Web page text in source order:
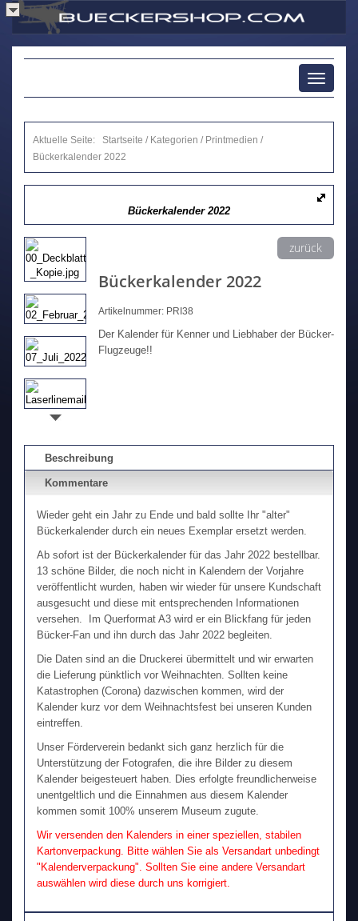
Toggle
Aktuelle Seite: Startseite / Kategorien / Printmedien /
Bückerkalender 2022
Bückerkalender 2022
zurück
Bückerkalender 2022
Artikelnummer: PRI38
Der Kalender für Kenner und Liebhaber der Bücker-
Flugzeuge!!
Beschreibung
Kommentare
Wieder geht ein Jahr zu Ende und bald sollte Ihr "alter"
Bückerkalender durch ein neues Exemplar ersetzt werden.
Ab sofort ist der Bückerkalender für das Jahr 2022 bestellbar.
13 schöne Bilder, die noch nicht in Kalendern der Vorjahre
veröffentlicht wurden, haben wir wieder für unsere Kundschaft
ausgesucht und diese mit entsprechenden Informationen
versehen. Im Querformat A3 wird er ein Blickfang für jeden
Bücker-Fan und ihn durch das Jahr 2022 begleiten.
Die Daten sind an die Druckerei übermittelt und wir erwarten
die Lieferung pünktlich vor Weihnachten. Sollten keine
Katastrophen (Corona) dazwischen kommen, wird der
Kalender kurz vor dem Weihnachtsfest bei unseren Kunden
eintreffen.
Unser Förderverein bedankt sich ganz herzlich für die
Unterstützung der Fotografen, die ihre Bilder zu diesem
Kalender beigesteuert haben. Dies erfolgte freundlicherweise
unentgeltlich und die Einnahmen aus diesem Kalender
kommen somit 100% unserem Museum zugute.
Wir versenden den Kalenders in einer speziellen, stabilen
Kartonverpackung. Bitte wählen Sie als Versandart unbedingt
"Kalenderverpackung". Sollten Sie eine andere Versandart
auswählen wird diese durch uns korrigiert.